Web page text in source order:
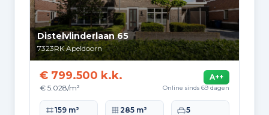
Distelvlinderlaan 65
7323RK Apeldoorn
€ 799.500 k.k.
€ 5.028/m²
A++
Online sinds 69 dagen
Woonoppervlakte
159 m² Perceeloppervlakte
285 m² Slaapkamers
5